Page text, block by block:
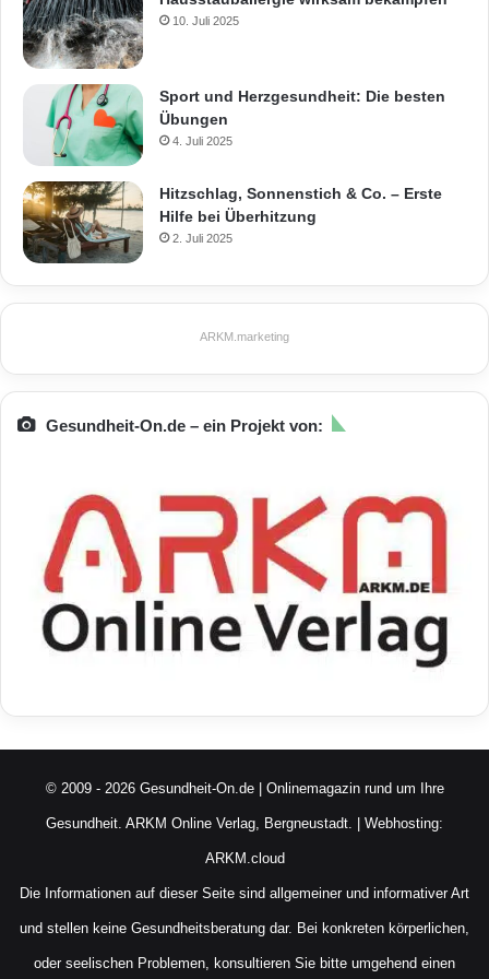
10. Juli 2025
Sport und Herzgesundheit: Die besten
Übungen
4. Juli 2025
Hitzschlag, Sonnenstich & Co. – Erste
Hilfe bei Überhitzung
2. Juli 2025
ARKM.marketing
Gesundheit-On.de – ein Projekt von:
© 2009 - 2026 Gesundheit-On.de | Onlinemagazin rund um Ihre
Gesundheit. ARKM Online Verlag, Bergneustadt. | Webhosting:
ARKM.cloud
Die Informationen auf dieser Seite sind allgemeiner und informativer Art
und stellen keine Gesundheitsberatung dar. Bei konkreten körperlichen,
oder seelischen Problemen, konsultieren Sie bitte umgehend einen